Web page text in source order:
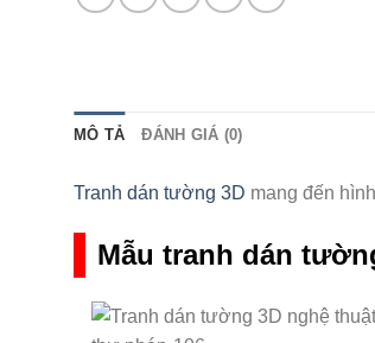
MÔ TẢ ĐÁNH GIÁ (0)
Tranh dán tường 3D mang đến
Mẫu tranh dán